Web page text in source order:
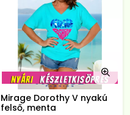
Mirage Dorothy V nyakú
felső, menta